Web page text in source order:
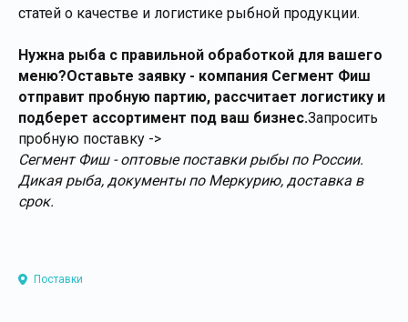
статей о качестве и логистике рыбной продукции.
Нужна рыба с правильной обработкой для вашего
меню?Оставьте заявку - компания Сегмент Фиш
отправит пробную партию, рассчитает логистику и
подберет ассортимент под ваш бизнес.Запросить
пробную поставку ->
Сегмент Фиш - оптовые поставки рыбы по России.
Дикая рыба, документы по Меркурию, доставка в
срок.
Поставки